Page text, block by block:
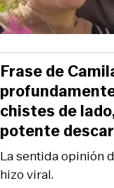
La sentida opinión
hizo viral.
Frase de
chistes de
potente